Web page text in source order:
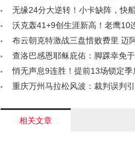
无缘24分大逆转！小卡缺阵，快
马刺，文班亚马砍下21+13< /a>
沃克轰41+9创生涯新高！老鹰10
浇水狂欢< /a>
布云朝克特激战三盘惜败费里 迈
位擦肩而过< /a>
查洛巴感恩耶稣庇佑：脚踝幸免
悄无声息9连胜！提前13场锁定
破NBA纪录，MVP之争已无悬念< /a>
重庆万州马拉松风波：裁判误判
相关文章